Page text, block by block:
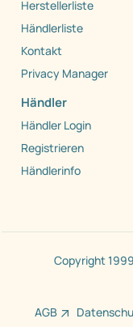
Herstellerliste
Händlerliste
Kontakt
Privacy Manager
Händler
Händler Login
Registrieren
Händlerinfo
Copyright
AGB